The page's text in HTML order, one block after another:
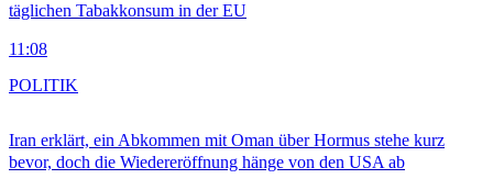
täglichen Tabakkonsum in der EU
11:08
Iran erklärt, ein Abkommen mit Oman über Hormus stehe kurz
bevor, doch die Wiedereröffnung hänge von den USA ab
POLITIK